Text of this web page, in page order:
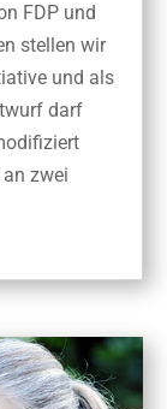
FDP und
stellen wir
und als
darf
zwei